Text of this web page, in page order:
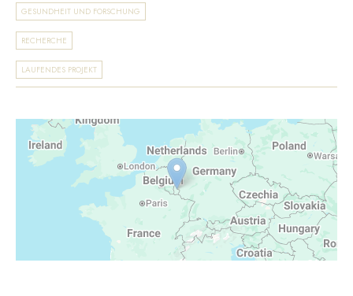
GESUNDHEIT UND FORSCHUNG
RECHERCHE
LAUFENDES PROJEKT